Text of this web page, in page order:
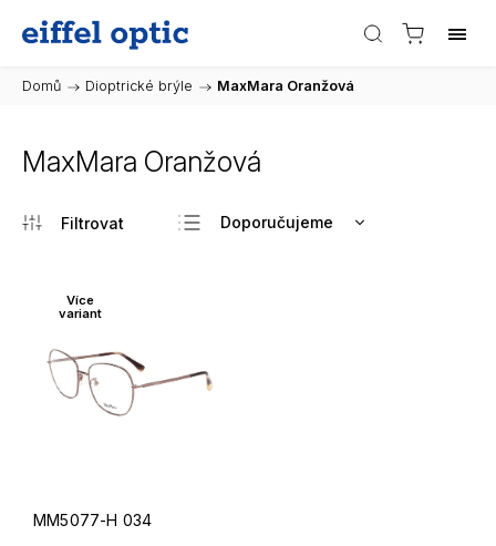
Domů / Dioptrické brýle / MaxMara Oranžová
MaxMara Oranžová
Doporučujeme
Více
variant
MM5077-H 034